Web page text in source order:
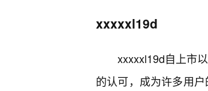
xxxxxl19d
xxxxxl19d自上市
的认可，成为许多用